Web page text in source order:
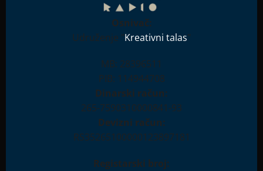
Osnivač:
Udruženje "Kreativni talas"
MB: 28396511
PIB: 114944708
Dinarski račun:
265-7590310000841-93
Devizni račun:
RS35265100000123897181
Registarski broj: